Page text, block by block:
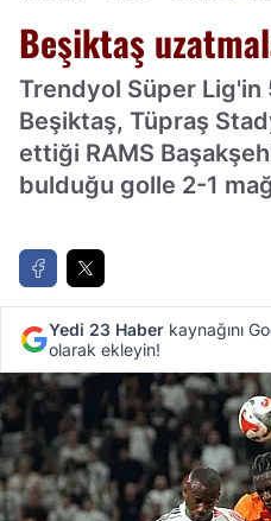
Beşiktaş
Trendyol Süper Lig'in
Beşiktaş, Tüpraş
ettiği RAMS
bulduğu golle 2-1
Yedi 23 Haber kaynağını
olarak ekleyin!